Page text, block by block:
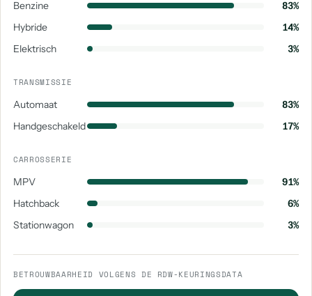
Benzine
83%
Hybride
14%
Elektrisch
3%
TRANSMISSIE
Automaat
83%
Handgeschakeld
17%
CARROSSERIE
MPV
91%
Hatchback
6%
Stationwagon
3%
BETROUWBAARHEID VOLGENS DE RDW-KEURINGSDATA